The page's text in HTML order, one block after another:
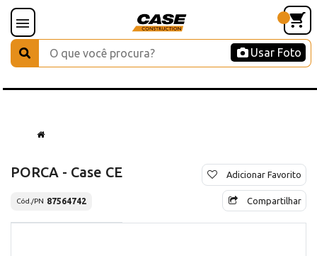
Usar Foto
PORCA - Case CE
Cód./PN 87564742
Adicionar Favorito
Compartilhar